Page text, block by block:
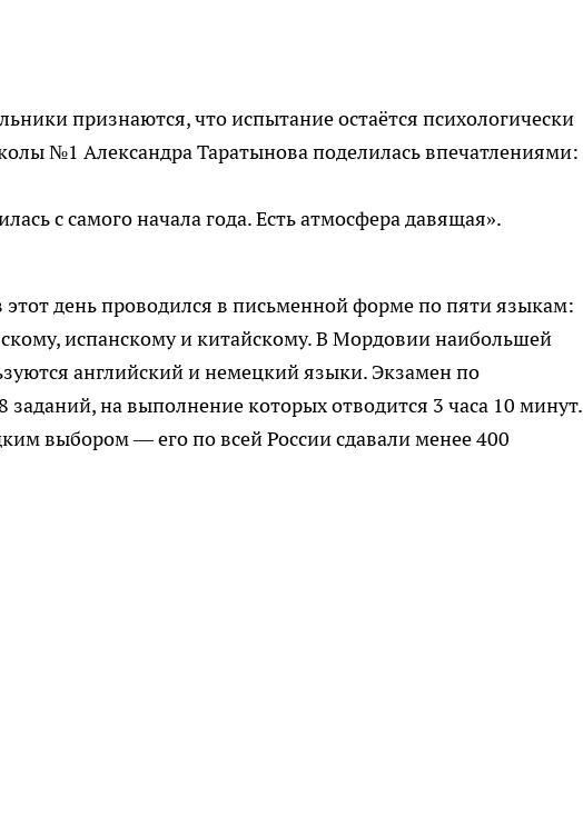
признаются, что испытание остаётся психологически
№1 Александра Таратынова поделилась впечатлениями:
с самого начала года. Есть атмосфера давящая».
день проводился в письменной форме по пяти языкам:
испанскому и китайскому. В Мордовии наибольшей
английский и немецкий языки. Экзамен по
заданий, на выполнение которых отводится 3 часа 10 минут.
выбором — его по всей России сдавали менее 400